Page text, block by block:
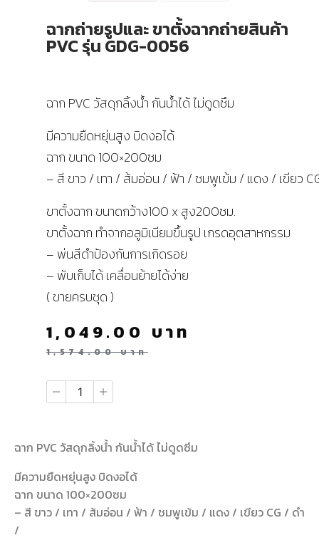
ฉากถ่ายรูปและ ขาตั้งฉากถ่ายสินค้า
PVC รุ่น GDG-0056
ฉาก PVC วัสดุกลิ้งน้ำ กันน้ำได้ ไม่ดูดซึม
มีความยืดหยุ่นสูง บิดงอได้
ฉาก ขนาด 100×200ซม
– สี ขาว / เทา / ส้มอ่อน / ฟ้า / ชมพูเข้ม / แดง / เขียว
ขาตั้งฉาก ขนาดกว้าง100 x สูง200ซม.
ขาตั้งฉาก ทำจากอลูมิเนียมขึ้นรูป เกรดอุตสาหกรรม
– พ่นสีดำป้องกันการเกิดรอย
– พับเก็บได้ เคลื่อนย้ายได้ง่าย
( ขายครบชุด )
1,574.00บาท
1,049.00 บาท
ฉาก PVC วัสดุกลิ้งน้ำ กันน้ำได้ ไม่ดูดซึม
มีความยืดหยุ่นสูง บิดงอได้
ฉาก ขนาด 100×200ซม
– สี ขาว / เทา / ส้มอ่อน / ฟ้า / ชมพูเข้ม / แดง / เขียว CG / ดำ
/